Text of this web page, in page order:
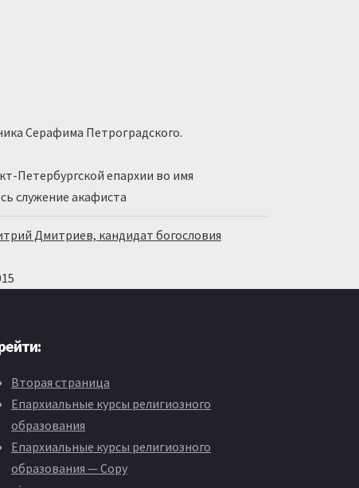
Серафима Петроградского.
Петербургской епархии во имя
служение акафиста
Дмитриев, кандидат богословия
Вторая страница
Епархиальные курсы религиозного
образования
Епархиальные курсы религиозного
образования — Copy